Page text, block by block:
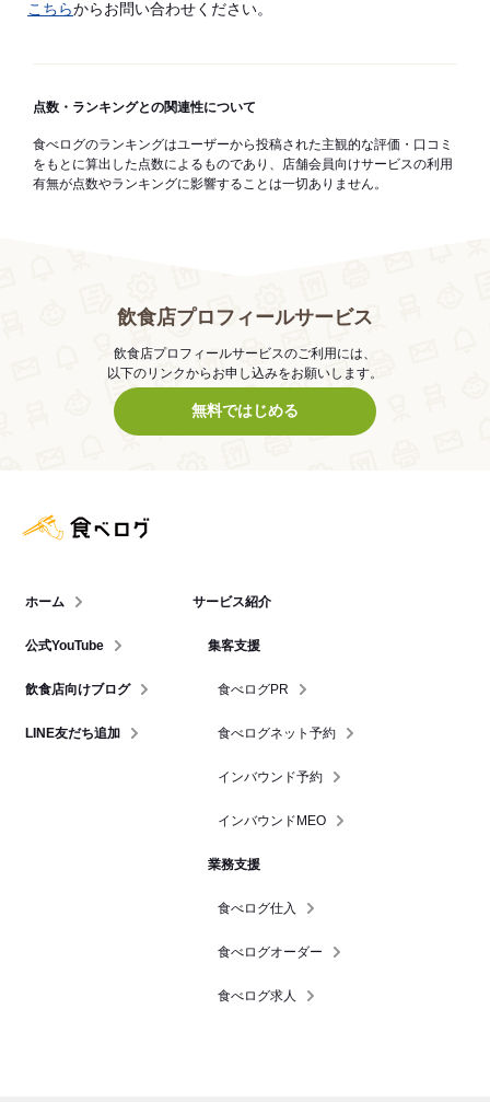
こちらからお問い合わせください。
点数・ランキングとの関連性について
食べログのランキングはユーザーから投稿された主観的な評価・口コミ
をもとに算出した点数によるものであり、店舗会員向けサービスの利用
有無が点数やランキングに影響することは一切ありません。
飲食店プロフィールサービス
飲食店プロフィールサービスのご利用には、
以下のリンクからお申し込みをお願いします。
無料ではじめる
ホーム
公式YouTube
飲食店向けブログ
LINE友だち追加
サービス紹介
集客支援
食べログPR
食べログネット予約
インバウンド予約
インバウンドMEO
業務支援
食べログ仕入
食べログオーダー
食べログ求人